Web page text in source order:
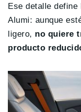
Ese detalle define
Alumi: aunque
ligero, no quiere
producto